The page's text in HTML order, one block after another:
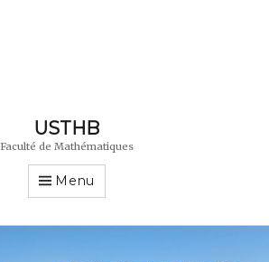
USTHB
Faculté de Mathématiques
Menu